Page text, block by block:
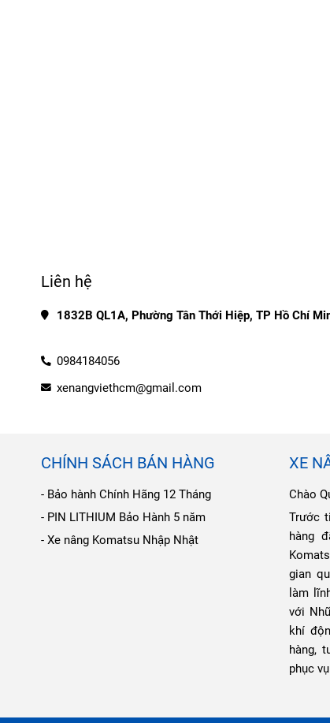
Liên hệ
1832B QL1A, Phường Tân Thới Hiệp, TP Hồ Chí
0984184056
xenangviethcm@gmail.com
CHÍNH SÁCH BÁN HÀNG
- Bảo hành Chính Hãng 12 Tháng
- PIN LITHIUM Bảo Hành 5 năm
- Xe nâng Komatsu Nhập Nhật
XE
Chào
Trước
hàng
gian
làm
với
khí
hàng,
phục